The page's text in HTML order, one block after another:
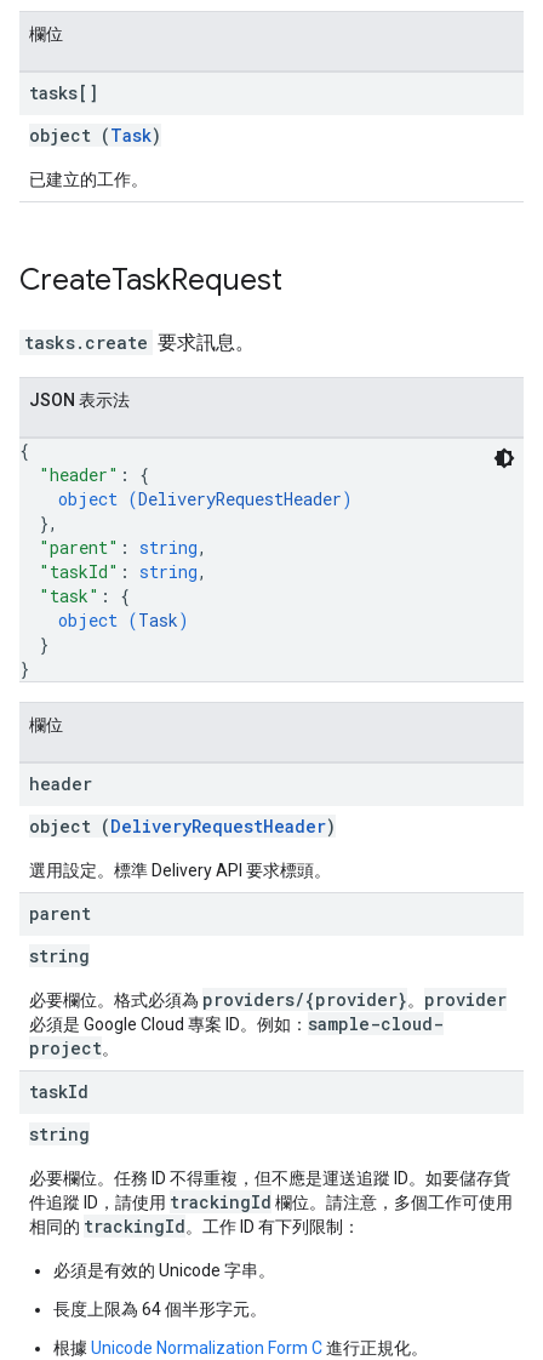
欄位
tasks[]
object (Task)
已建立的工作。
CreateTaskRequest
tasks.create 要求訊息。
JSON 表示法
{
"header" : {
object (DeliveryRequestHeader)
},
"parent" : string,
"taskId" : string,
"task" : {
object (Task)
}
}
欄位
header
object (DeliveryRequestHeader)
選用設定。標準 Delivery API 要求標頭。
parent
string
必要欄位。格式必須為 providers/{provider}。 provider
必須是 Google Cloud 專案 ID。例如： sample-cloud-
project。
taskId
string
必要欄位。任務 ID 不得重複，但不應是運送追蹤 ID。如要儲存貨
件追蹤 ID，請使用 trackingId 欄位。請注意，多個工作可使用
相同的 trackingId。工作 ID 有下列限制：
必須是有效的 Unicode 字串。
長度上限為 64 個半形字元。
根據 Unicode Normalization Form C進行正規化。